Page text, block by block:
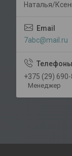
Наталья/
7abc@mail.ru
+375 (29)
Менеджер